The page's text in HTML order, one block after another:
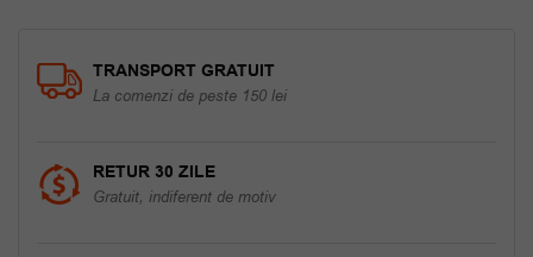
TRANSPORT GRATUIT
La comenzi de peste 150 lei
RETUR 30 ZILE
Gratuit, indiferent de motiv